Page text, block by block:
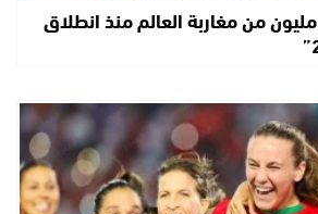
دخول أزيد من 2,7 مليون من مغاربة العالم منذ انطلاق